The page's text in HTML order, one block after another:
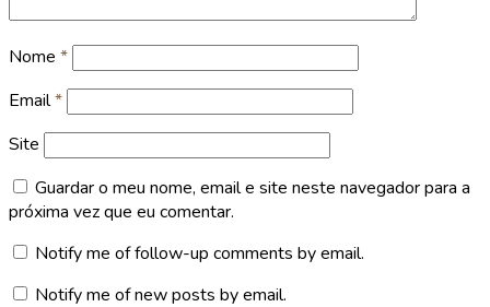
Nome *
Email*
Site
Guardar o meu nome, email e site neste navegador para a
próxima vez que eu comentar.
Notify me of follow-up comments by email.
Notify me of new posts by email.